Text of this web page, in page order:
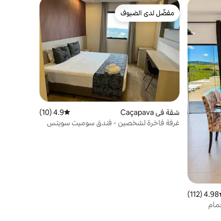
التقييم 4.98 من 5، 112 مراجعات
4.98 (112)
مفضّل لدى الضيوف
مفضّل لدى الضيوف
شقة في Caçapava متوسط التقييم 4.9 من 5، 10 مراجعات
4.9 (10)
غرفة فاخرة لشخصين - فندق سوميت سويتس